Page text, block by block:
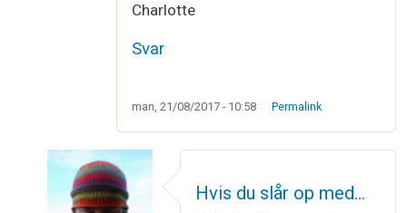
Charlotte
Svar
man, 21/08/2017 - 10:58 Permalink
Hvis du slår op med…